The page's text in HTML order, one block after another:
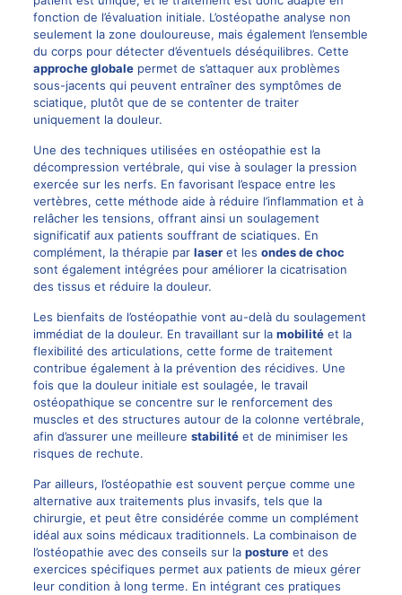
fonction de l’évaluation initiale. L’ostéopathe analyse non
seulement la zone douloureuse, mais également l’ensemble
du corps pour détecter d’éventuels déséquilibres. Cette
approche globalepermet de s’attaquer aux problèmes
sous-jacents qui peuvent entraîner des symptômes de
sciatique, plutôt que de se contenter de traiter
uniquement la douleur.
Une des techniques utilisées en ostéopathie est la
décompression vertébrale, qui vise à soulager la pression
exercée sur les nerfs. En favorisant l’espace entre les
vertèbres, cette méthode aide à réduire l’inflammation et à
relâcher les tensions, offrant ainsi un soulagement
significatif aux patients souffrant de sciatiques. En
complément, la thérapie par laseret les ondes de choc
sont également intégrées pour améliorer la cicatrisation
des tissus et réduire la douleur.
Les bienfaits de l’ostéopathie vont au-delà du soulagement
immédiat de la douleur. En travaillant sur la mobilitéet la
flexibilité des articulations, cette forme de traitement
contribue également à la prévention des récidives. Une
fois que la douleur initiale est soulagée, le travail
ostéopathique se concentre sur le renforcement des
muscles et des structures autour de la colonne vertébrale,
afin d’assurer une meilleure stabilitéet de minimiser les
risques de rechute.
Par ailleurs, l’ostéopathie est souvent perçue comme une
alternative aux traitements plus invasifs, tels que la
chirurgie, et peut être considérée comme un complément
idéal aux soins médicaux traditionnels. La combinaison de
l’ostéopathie avec des conseils sur la postureet des
exercices spécifiques permet aux patients de mieux gérer
leur condition à long terme. En intégrant ces pratiques